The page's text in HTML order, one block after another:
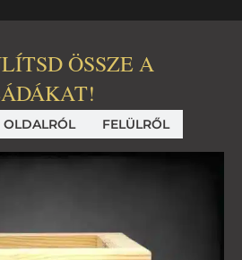
ÖSSZE A
OLDALRÓL FELÜLRŐL